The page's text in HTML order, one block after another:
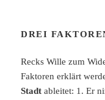
DREI
Recks Wille zum
Faktoren erklärt
Stadt ableitet: 1. Er